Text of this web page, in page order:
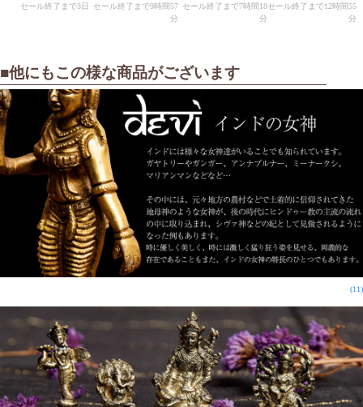
■他にもこの様な商品がございます
(11)